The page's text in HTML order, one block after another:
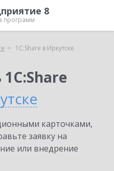
8
программ
1С:Share в Иркутске
1С:Share
карточками,
заявку на
или внедрение